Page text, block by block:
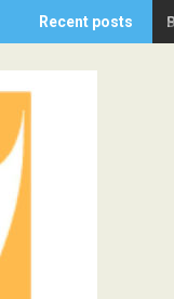
Recent posts